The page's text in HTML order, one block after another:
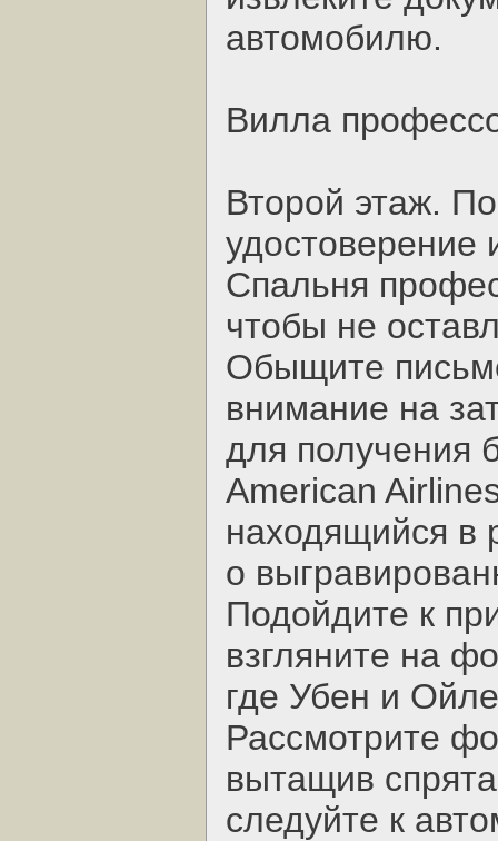
автомобилю.
Вилла
Второй этаж.
удостоверение
Спальня
чтобы не
Обыщите
внимание на
для получения
American
находящийся в
о
Подойдите к
взгляните на
где Убен и
Рассмотрите
вытащив
следуйте к